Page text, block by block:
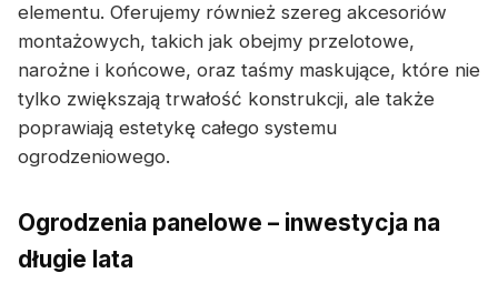
elementu. Oferujemy również szereg akcesoriów
montażowych, takich jak obejmy przelotowe,
narożne i końcowe, oraz taśmy maskujące, które nie
tylko zwiększają trwałość konstrukcji, ale także
poprawiają estetykę całego systemu
ogrodzeniowego.
Ogrodzenia panelowe – inwestycja na
długie lata